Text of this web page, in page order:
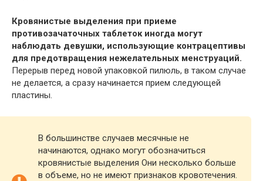
Кровянистые выделения при приеме
противозачаточных таблеток иногда могут
наблюдать девушки, использующие контрацептивы
для предотвращения нежелательных менструаций.
Перерыв перед новой упаковкой пилюль, в таком случае
не делается, а сразу начинается прием следующей
пластины.
В большинстве случаев месячные не
начинаются, однако могут обозначиться
кровянистые выделения Они несколько больше
в объеме, но не имеют признаков кровотечения.